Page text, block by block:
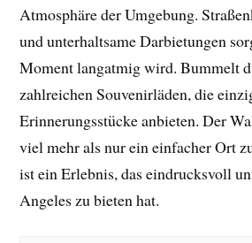
Atmosphäre der Umgebung.
und unterhaltsame Darbietungen
Moment langatmig wird. Bummelt
zahlreichen Souvenirläden, die
Erinnerungsstücke anbieten. Der
viel mehr als nur ein einfacher Ort
ist ein Erlebnis, das eindrucksvoll
Angeles zu bieten hat.